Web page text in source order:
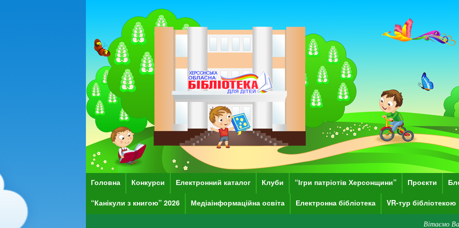
Головна Конкурси Електронний каталог Клуби “Ігри патріотів Херсонщини” Проєкти
“Канікули з книгою” 2026 Медіаінформаційна освіта Електронна бібліотека VR-тур бібліотекою
Вітаємо Вас на сайті